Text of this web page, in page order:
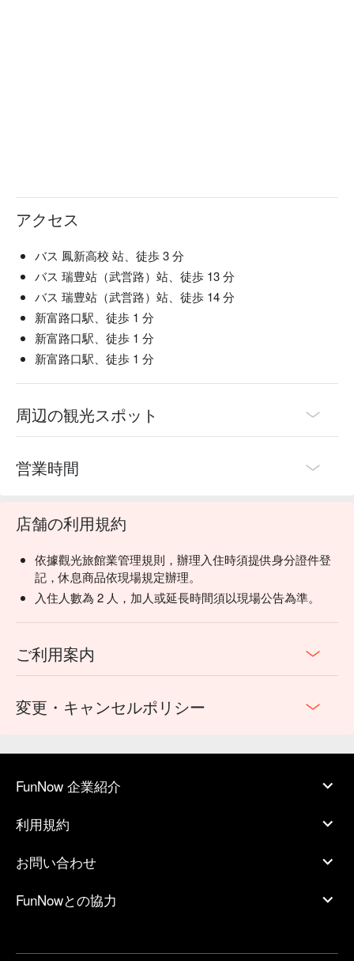
アクセス
バス 鳳新高校 站、徒歩 3 分
バス 瑞豊站（武営路）站、徒歩 13 分
バス 瑞豊站（武営路）站、徒歩 14 分
新富路口駅、徒歩 1 分
新富路口駅、徒歩 1 分
新富路口駅、徒歩 1 分
周辺の観光スポット
営業時間
店舗の利用規約
依據觀光旅館業管理規則，辦理入住時須提供身分證件登
記，休息商品依現場規定辦理。
入住人數為 2 人，加人或延長時間須以現場公告為準。
ご利用案内
変更・キャンセルポリシー
FunNow 企業紹介
利用規約
お問い合わせ
FunNowとの協力